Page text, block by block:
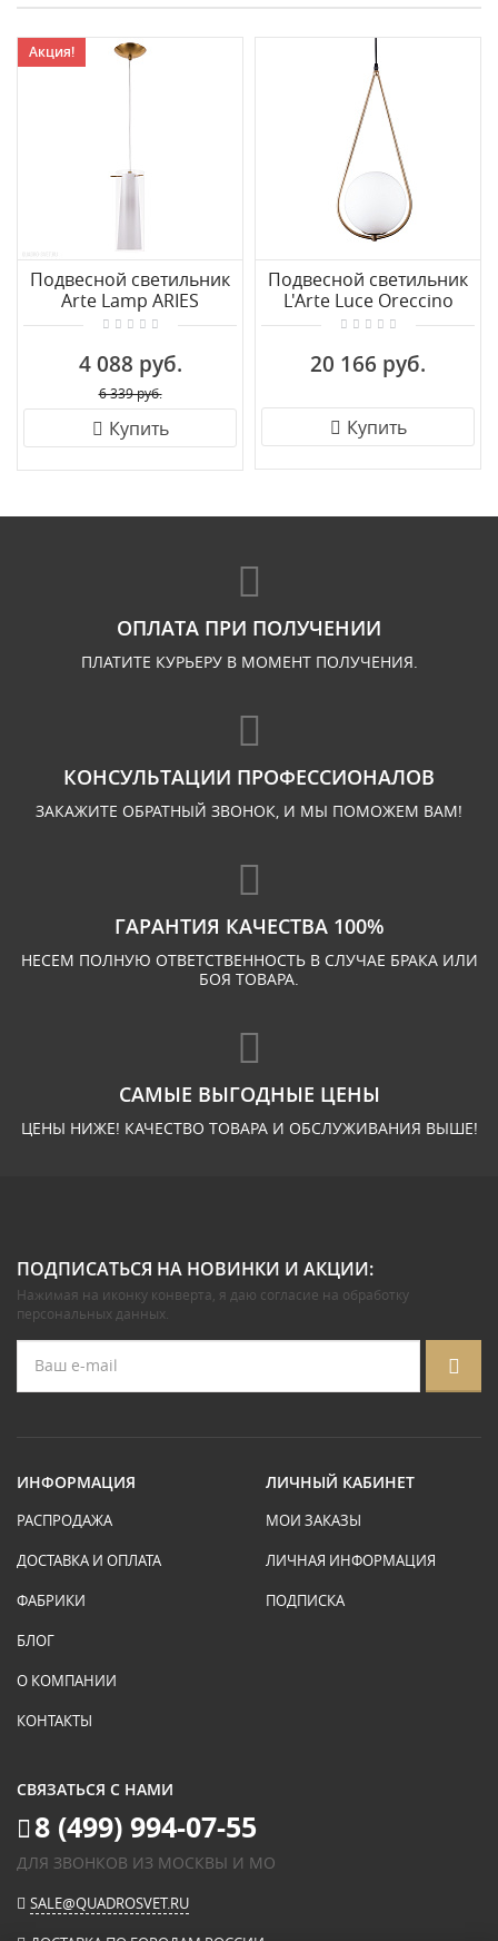
Акция!
Подвесной светильник
Arte Lamp ARIES
A8983SP-1PB
4 088 руб.
6 339 руб.
Купить
Подвесной светильник
L'Arte Luce Oreccino
L90561
20 166 руб.
Купить
ОПЛАТА ПРИ ПОЛУЧЕНИИ
ПЛАТИТЕ КУРЬЕРУ В МОМЕНТ ПОЛУЧЕНИЯ.
КОНСУЛЬТАЦИИ ПРОФЕССИОНАЛОВ
ЗАКАЖИТЕ ОБРАТНЫЙ ЗВОНОК, И МЫ ПОМОЖЕМ ВАМ!
ГАРАНТИЯ КАЧЕСТВА 100%
НЕСЕМ ПОЛНУЮ ОТВЕТСТВЕННОСТЬ В СЛУЧАЕ БРАКА ИЛИ
БОЯ ТОВАРА.
САМЫЕ ВЫГОДНЫЕ ЦЕНЫ
ЦЕНЫ НИЖЕ! КАЧЕСТВО ТОВАРА И ОБСЛУЖИВАНИЯ ВЫШЕ!
ПОДПИСАТЬСЯ НА НОВИНКИ И АКЦИИ:
Нажимая на иконку конверта, я даю согласие на обработку
персональных данных.
ИНФОРМАЦИЯ
РАСПРОДАЖА
ДОСТАВКА И ОПЛАТА
ФАБРИКИ
БЛОГ
О КОМПАНИИ
КОНТАКТЫ
ЛИЧНЫЙ КАБИНЕТ
МОИ ЗАКАЗЫ
ЛИЧНАЯ ИНФОРМАЦИЯ
ПОДПИСКА
СВЯЗАТЬСЯ С НАМИ
8 (499) 994-07-55
ДЛЯ ЗВОНКОВ ИЗ МОСКВЫ И МО
SALE@QUADROSVET.RU